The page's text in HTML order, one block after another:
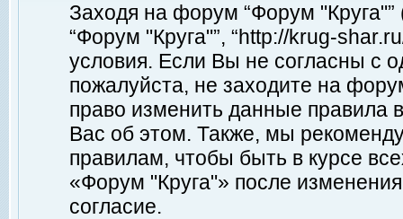
Заходя на форум “Форум
“Форум "Круга"”, “http://krug-
условия. Если Вы не согласны с
пожалуйста, не заходите на
право изменить данные правила
Вас об этом. Также, мы
правилам, чтобы быть в курсе
«Форум "Круга"» после
согласие.